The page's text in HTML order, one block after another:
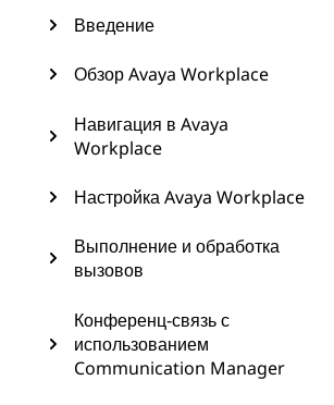
Введение
Обзор Avaya Workplace
Навигация в Avaya
Workplace
Настройка Avaya Workplace
Выполнение и обработка
вызовов
Конференц-связь с
использованием
Communication Manager